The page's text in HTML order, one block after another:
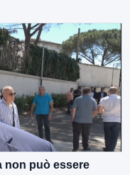
non può essere